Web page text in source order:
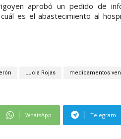
aprobó un pedido de
es el abastecimiento al
Lucia Rojas medicamentos
WhatsApp Telegram